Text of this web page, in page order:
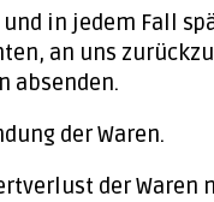
in jedem Fall
an uns
absenden.
der Waren.
der